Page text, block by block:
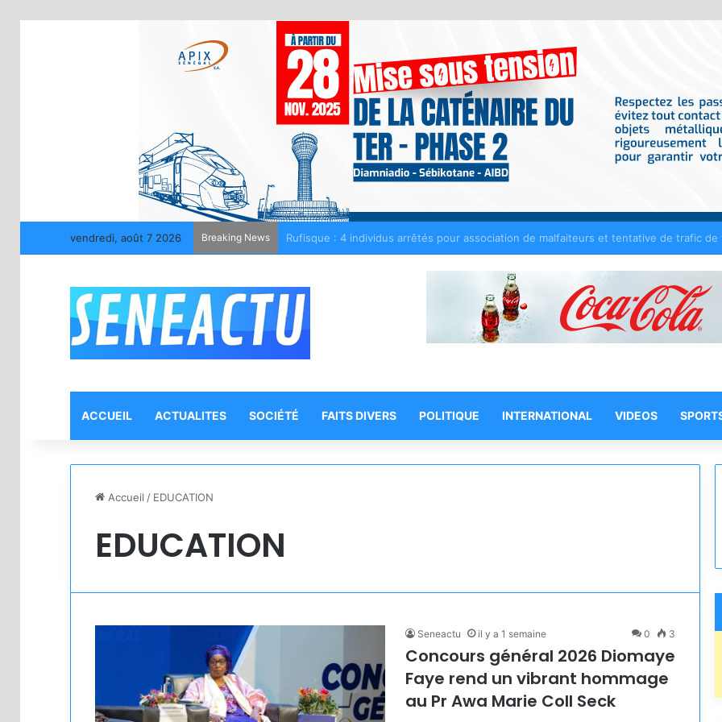
vendredi, août 7 2026 Breaking News La LONASE dément tout contrat de 50 millions de FCFA avec Fénial Digital
ACCUEIL ACTUALITES SOCIÉTÉ FAITS DIVERS POLITIQUE INTERNATIONAL VIDEOS
Accueil / EDUCATION
EDUCATION
Seneactu il y a 1 semaine 0 3
Concours général 2026 Diomaye
Faye rend un vibrant hommage
au Pr Awa Marie Coll Seck